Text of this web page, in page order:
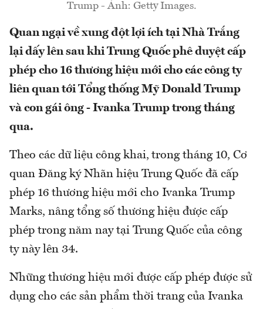
Trump - Ảnh: Getty Images.
Quan ngại về xung đột lợi ích tại Nhà Trắng
lại dấy lên sau khi Trung Quốc phê duyệt cấp
phép cho 16 thương hiệu mới cho các công ty
liên quan tới Tổng thống Mỹ Donald Trump
và con gái ông - Ivanka Trump trong tháng
qua.
Theo các dữ liệu công khai, trong tháng 10, Cơ
quan Đăng ký Nhãn hiệu Trung Quốc đã cấp
phép 16 thương hiệu mới cho Ivanka Trump
Marks, nâng tổng số thương hiệu được cấp
phép trong năm nay tại Trung Quốc của công
ty này lên 34.
Những thương hiệu mới được cấp phép được sử
dụng cho các sản phẩm thời trang của Ivanka